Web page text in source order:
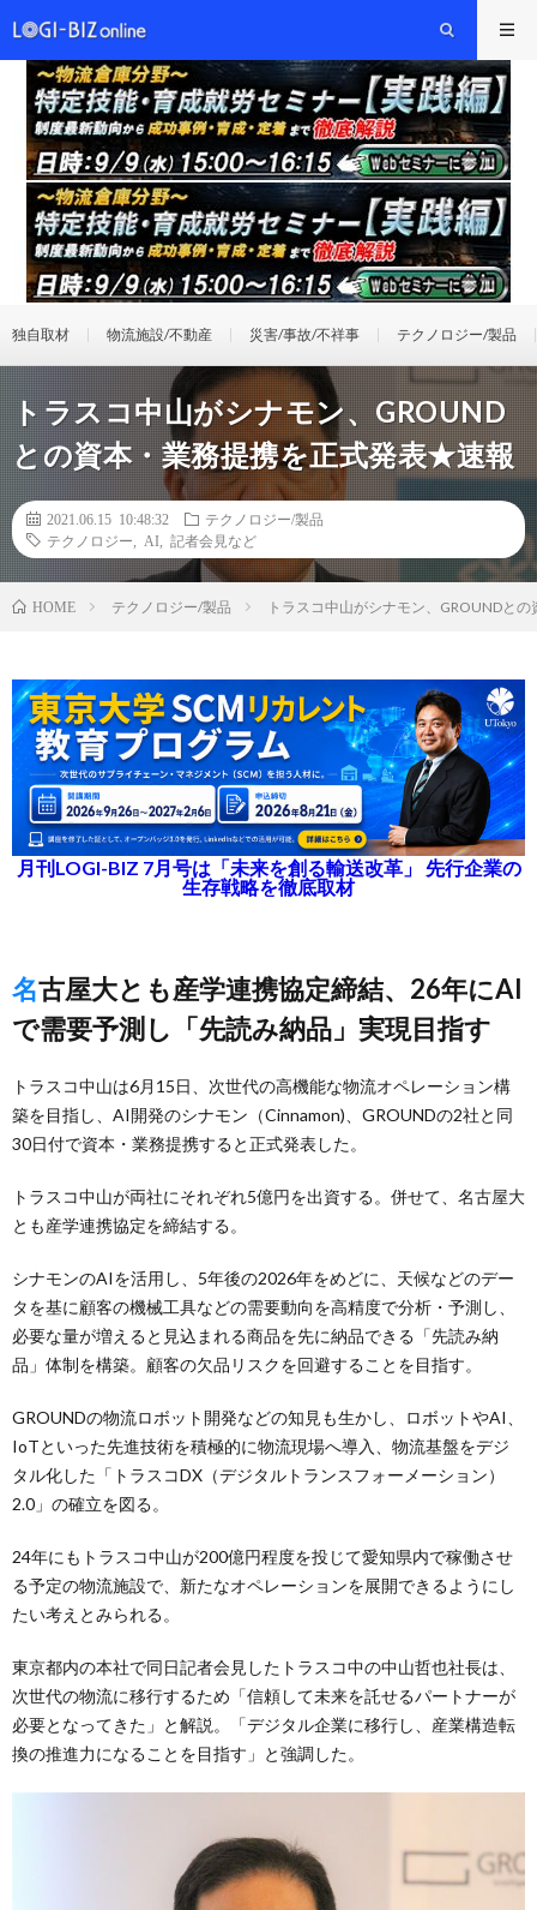
独自取材 物流施設/不動産 災害/事故/不祥事 テクノロジー/製品
トラスコ中山がシナモン、GROUND
との資本・業務提携を正式発表★速報
2021.06.15 10:48:32
テクノロジー/製品
テクノロジー
AI 記者会見など
HOME テクノロジー/製品 トラスコ中山がシナモン、GROUNDと
月刊LOGI-BIZ 7月号は「未来を創る輸送改革」 先行企業の
生存戦略を徹底取材
名古屋大とも産学連携協定締結、26年にAI
で需要予測し「先読み納品」実現目指す
トラスコ中山は6月15日、次世代の高機能な物流オペレーション構
築を目指し、AI開発のシナモン（Cinnamon)、GROUNDの2社と同
30日付で資本・業務提携すると正式発表した。
トラスコ中山が両社にそれぞれ5億円を出資する。併せて、名古屋大
とも産学連携協定を締結する。
シナモンのAIを活用し、5年後の2026年をめどに、天候などのデー
タを基に顧客の機械工具などの需要動向を高精度で分析・予測し、
必要な量が増えると見込まれる商品を先に納品できる「先読み納
品」体制を構築。顧客の欠品リスクを回避することを目指す。
GROUNDの物流ロボット開発などの知見も生かし、ロボットやAI、
IoTといった先進技術を積極的に物流現場へ導入、物流基盤をデジ
タル化した「トラスコDX（デジタルトランスフォーメーション）
2.0」の確立を図る。
24年にもトラスコ中山が200億円程度を投じて愛知県内で稼働させ
る予定の物流施設で、新たなオペレーションを展開できるようにし
たい考えとみられる。
東京都内の本社で同日記者会見したトラスコ中の中山哲也社長は、
次世代の物流に移行するため「信頼して未来を託せるパートナーが
必要となってきた」と解説。「デジタル企業に移行し、産業構造転
換の推進力になることを目指す」と強調した。